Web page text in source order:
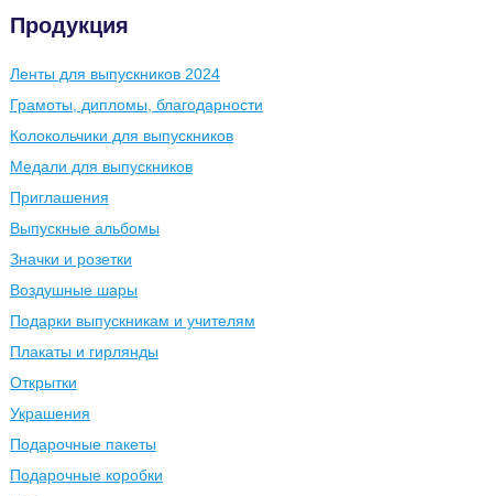
Продукция
Ленты для выпускников 2024
Грамоты, дипломы, благодарности
Колокольчики для выпускников
Медали для выпускников
Приглашения
Выпускные альбомы
Значки и розетки
Воздушные шары
Подарки выпускникам и учителям
Плакаты и гирлянды
Открытки
Украшения
Подарочные пакеты
Подарочные коробки